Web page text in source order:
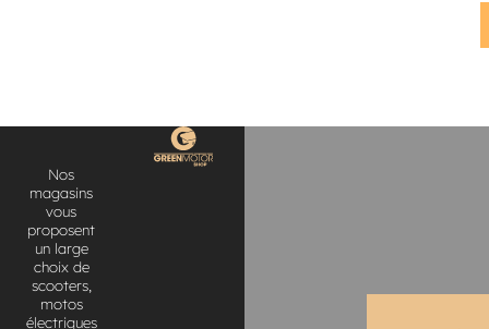
Nos
magasins
vous
proposent
un large
choix de
scooters,
motos
électriques